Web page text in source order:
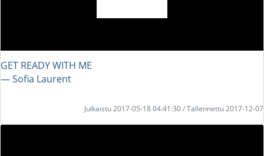
GET READY WITH ME
― Sofia Laurent
Julkaistu 2017-05-18 04:41:30 / Tallennettu 2017-12-07